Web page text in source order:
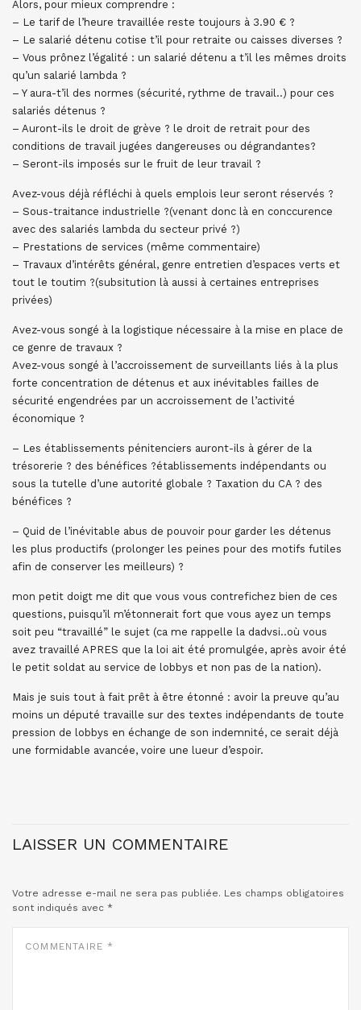
Alors, pour mieux comprendre :
– Le tarif de l’heure travaillée reste toujours à 3.90 € ?
– Le salarié détenu cotise t’il pour retraite ou caisses diverses ?
– Vous prônez l’égalité : un salarié détenu a t’il les mêmes droits
qu’un salarié lambda ?
– Y aura-t’il des normes (sécurité, rythme de travail..) pour ces
salariés détenus ?
– Auront-ils le droit de grève ? le droit de retrait pour des
conditions de travail jugées dangereuses ou dégrandantes?
– Seront-ils imposés sur le fruit de leur travail ?
Avez-vous déjà réfléchi à quels emplois leur seront réservés ?
– Sous-traitance industrielle ?(venant donc là en conccurence
avec des salariés lambda du secteur privé ?)
– Prestations de services (même commentaire)
– Travaux d’intérêts général, genre entretien d’espaces verts et
tout le toutim ?(subsitution là aussi à certaines entreprises
privées)
Avez-vous songé à la logistique nécessaire à la mise en place de
ce genre de travaux ?
Avez-vous songé à l’accroissement de surveillants liés à la plus
forte concentration de détenus et aux inévitables failles de
sécurité engendrées par un accroissement de l’activité
économique ?
– Les établissements pénitenciers auront-ils à gérer de la
trésorerie ? des bénéfices ?établissements indépendants ou
sous la tutelle d’une autorité globale ? Taxation du CA ? des
bénéfices ?
– Quid de l’inévitable abus de pouvoir pour garder les détenus
les plus productifs (prolonger les peines pour des motifs futiles
afin de conserver les meilleurs) ?
mon petit doigt me dit que vous vous contrefichez bien de ces
questions, puisqu’il m’étonnerait fort que vous ayez un temps
soit peu “travaillé” le sujet (ca me rappelle la dadvsi..où vous
avez travaillé APRES que la loi ait été promulgée, après avoir été
le petit soldat au service de lobbys et non pas de la nation).
Mais je suis tout à fait prêt à être étonné : avoir la preuve qu’au
moins un député travaille sur des textes indépendants de toute
pression de lobbys en échange de son indemnité, ce serait déjà
une formidable avancée, voire une lueur d’espoir.
LAISSER UN COMMENTAIRE
Votre adresse e-mail ne sera pas publiée. Les champs obligatoires
sont indiqués avec *